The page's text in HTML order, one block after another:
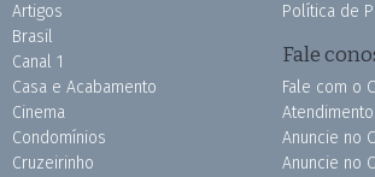
Artigos
Brasil
Canal 1
Casa e Acabamento
Cinema
Condomínios
Cruzeirinho
Política de
Fale
Fale com o
Anuncie no
Anuncie no